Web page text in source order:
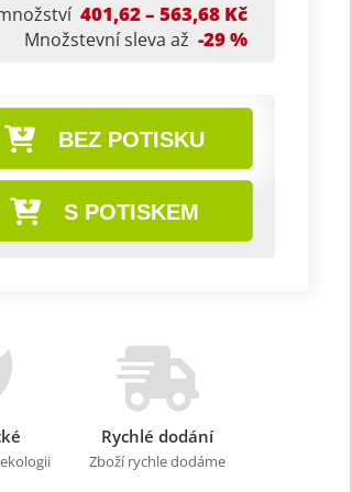
401,62 – 563,68 Kč
Množstevní sleva až -29 %
BEZ POTISKU
S POTISKEM
Rychlé dodání
Zboží rychle dodáme